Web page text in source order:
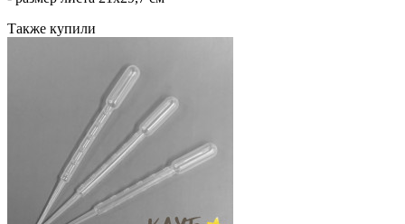
Также купили